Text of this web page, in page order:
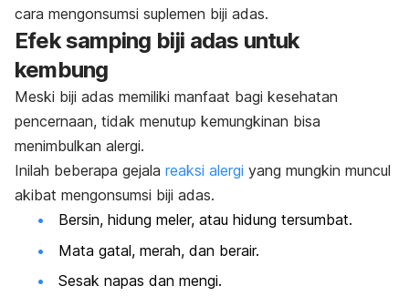
cara mengonsumsi suplemen biji adas.
Efek samping biji adas untuk
kembung
Meski biji adas memiliki manfaat bagi kesehatan
pencernaan, tidak menutup kemungkinan bisa
menimbulkan alergi.
Inilah beberapa gejala reaksi alergi yang mungkin muncul
akibat mengonsumsi biji adas.
Bersin, hidung meler, atau hidung tersumbat.
Mata gatal, merah, dan berair.
Sesak napas dan mengi.